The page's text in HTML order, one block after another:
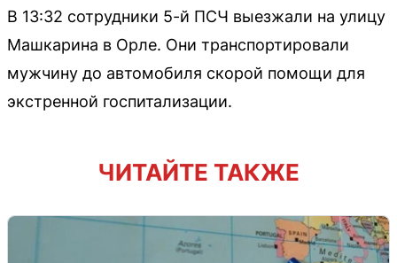
В 13:32 сотрудники 5-й ПСЧ выезжали на улицу
Машкарина в Орле. Они транспортировали
мужчину до автомобиля скорой помощи для
экстренной госпитализации.
ЧИТАЙТЕ ТАКЖЕ